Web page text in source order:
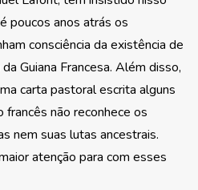
poucos anos atrás os
consciência da existência de
Guiana Francesa. Além disso,
carta pastoral escrita alguns
não reconhece os
nem suas lutas ancestrais.
atenção para com esses